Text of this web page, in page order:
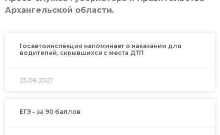
Архангельской области.
Госавтоинспекция напоминает о наказании для
водителей, скрывшихся с места ДТП
25.08.2021
ЕГЭ – за 90 баллов